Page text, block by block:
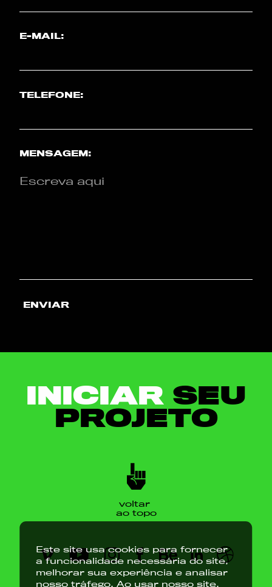
E-MAIL:
TELEFONE:
MENSAGEM:
ENVIAR
INICIAR SEU
PROJETO
voltar
ao topo
Este site usa cookies para fornecer
a funcionalidade necessária do site,
melhorar sua experiência e analisar
nosso tráfego. Ao usar nosso site,